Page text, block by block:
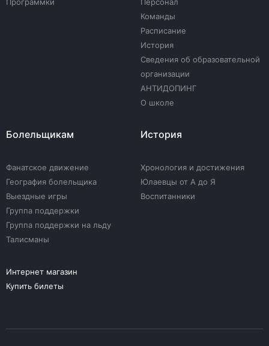
Команды
Расписание
История
Сведения об образовательной
организации
АНТИДОПИНГ
О школе
Болельщикам
Фанатское движение
География болельщика
Выездные игры
Группа поддержки
Группа поддержки на льду
Талисманы
История
Хронология и достижения
Юлаевцы от А до Я
Воспитанники
Интернет магазин
Купить билеты